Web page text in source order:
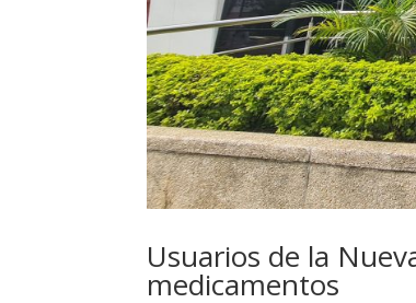
Usuarios de la
medicamentos